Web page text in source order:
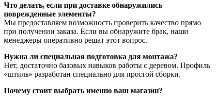
Что делать, если при доставке обнаружились
поврежденные элементы?
Мы предоставляем возможность проверить качество прямо
при получении заказа. Если вы обнаружите брак, наши
менеджеры оперативно решат этот вопрос.
Нужна ли специальная подготовка для монтажа?
Нет, достаточно базовых навыков работы с деревом. Профиль
«штиль» разработан специально для простой сборки.
Почему стоит выбрать именно ваш магазин?